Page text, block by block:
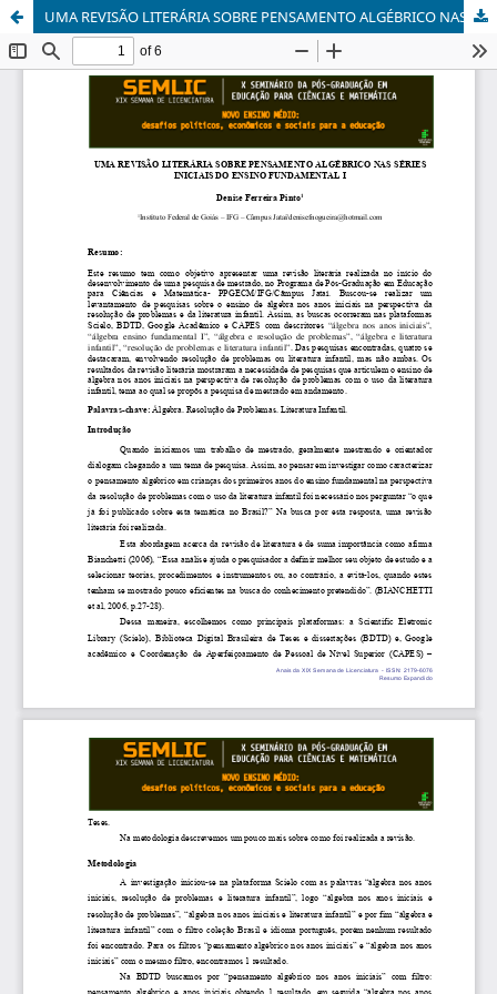
UMA REVISÃO LITERÁRIA SOBRE PENSAMENTO ALGÉBRICO NAS SÉRIES INICIAIS DO ENSINO FUNDAMENTAL I